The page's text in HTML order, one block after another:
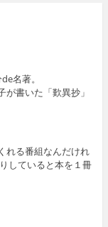
名著。
書いた「歎異抄」
れる番組なんだけれ
していると本を１冊